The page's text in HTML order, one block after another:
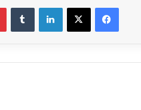
فيسبوك ‫X لينكدإن